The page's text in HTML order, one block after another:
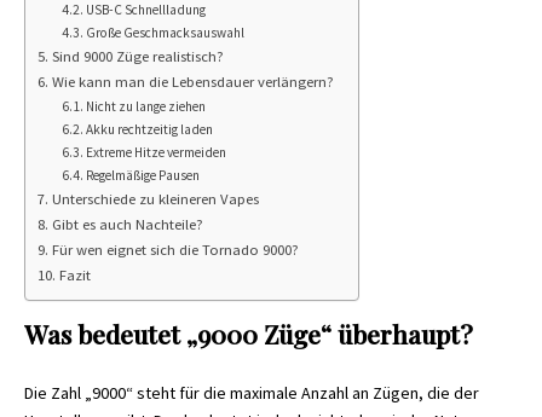
USB-C Schnellladung
Große Geschmacksauswahl
Sind 9000 Züge realistisch?
Wie kann man die Lebensdauer verlängern?
Nicht zu lange ziehen
Akku rechtzeitig laden
Extreme Hitze vermeiden
Regelmäßige Pausen
Unterschiede zu kleineren Vapes
Gibt es auch Nachteile?
Für wen eignet sich die Tornado 9000?
Fazit
Was bedeutet „9000 Züge“ überhaupt?
Die Zahl „9000“ steht für die maximale Anzahl an Zügen, die der